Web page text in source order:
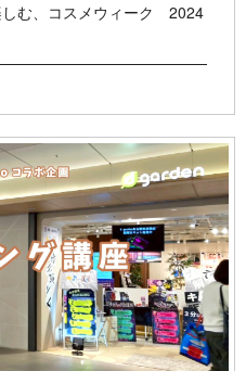
しむ、コスメウィーク 2024